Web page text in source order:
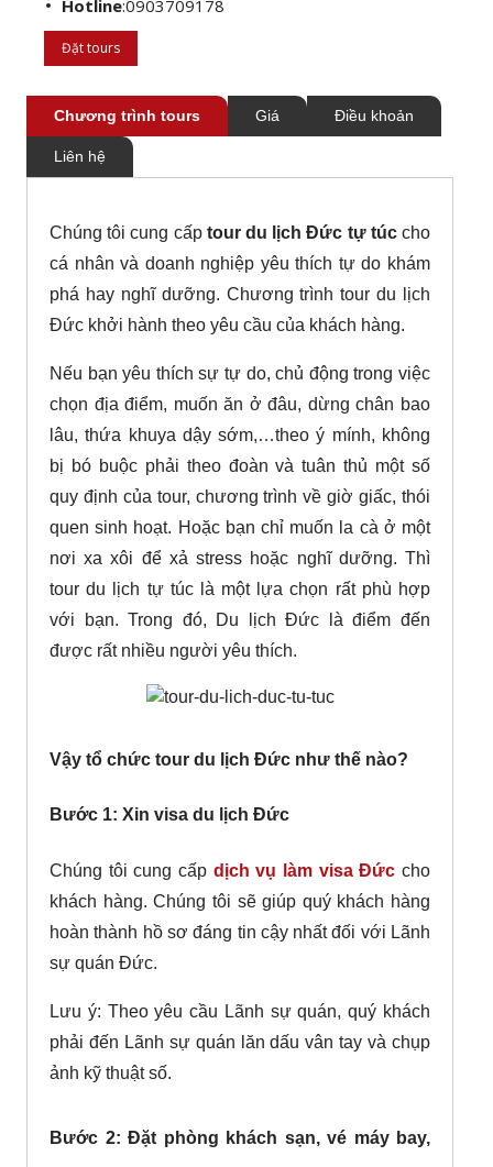
Hotline:0903709178
Đặt tours
Chương trình tours Giá Điều khoản
Liên hệ
Chúng tôi cung cấptour du lịch Đức tự túccho
cá nhân và doanh nghiệp yêu thích tự do khám
phá hay nghĩ dưỡng. Chương trình tour du lịch
Đức khởi hành theo yêu cầu của khách hàng.
Nếu bạn yêu thích sự tự do, chủ động trong việc
chọn địa điểm, muốn ăn ở đâu, dừng chân bao
lâu, thứa khuya dậy sớm,…theo ý mính, không
bị bó buộc phải theo đoàn và tuân thủ một số
quy định của tour, chương trình về giờ giấc, thói
quen sinh hoạt. Hoặc bạn chỉ muốn la cà ở một
nơi xa xôi để xả stress hoặc nghĩ dưỡng. Thì
tour du lịch tự túc là một lựa chọn rất phù hợp
với bạn. Trong đó, Du lịch Đức là điểm đến
được rất nhiều người yêu thích.
Vậy tổ chức tour du lịch Đức như thế nào?
Bước 1: Xin visa du lịch Đức
Chúng tôi cung cấp dịch vụ làm visa Đức cho
khách hàng. Chúng tôi sẽ giúp quý khách hàng
hoàn thành hồ sơ đáng tin cậy nhất đối với Lãnh
sự quán Đức.
Lưu ý: Theo yêu cầu Lãnh sự quán, quý khách
phải đến Lãnh sự quán lăn dấu vân tay và chụp
ảnh kỹ thuật số.
Bước 2: Đặt phòng khách sạn, vé máy bay,